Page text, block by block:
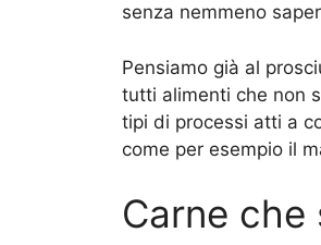
senza nemmeno
Pensiamo già al
tutti alimenti che non
tipi di processi atti a
come per esempio il
Carne che